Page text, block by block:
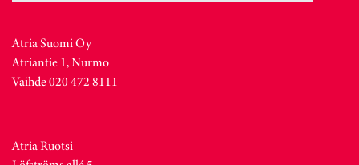
Atria Suomi Oy
Atriantie 1, Nurmo
Vaihde 020 472 8111
Atria Ruotsi